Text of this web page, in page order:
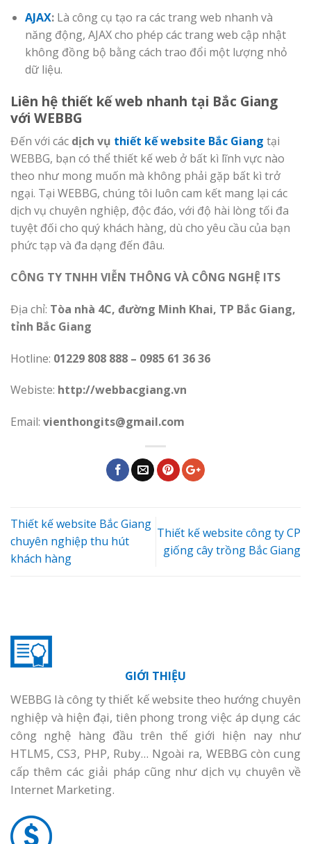
AJAX:Là công cụ tạo ra các trang web nhanh và
năng động, AJAX cho phép các trang web cập nhật
không đồng bộ bằng cách trao đổi một lượng nhỏ
dữ liệu.
Liên hệ thiết kế web nhanh tại Bắc Giang
với WEBBG
Đến với các dịch vụ thiết kế website Bắc Giang tại
WEBBG, bạn có thể thiết kế web ở bất kì lĩnh vực nào
theo như mong muốn mà không phải gặp bất kì trở
ngại. Tại WEBBG, chúng tôi luôn cam kết mang lại các
dịch vụ chuyên nghiệp, độc đáo, với độ hài lòng tối đa
tuyệt đối cho quý khách hàng, dù cho yêu cầu của bạn
phức tạp và đa dạng đến đâu.
CÔNG TY TNHH VIỄN THÔNG VÀ CÔNG NGHỆ ITS
Địa chỉ: Tòa nhà 4C, đường Minh Khai, TP Bắc Giang,
tỉnh Bắc Giang
Hotline: 01229 808 888 – 0985 61 36 36
Webiste: http://webbacgiang.vn
Email: vienthongits@gmail.com
Thiết kế website Bắc Giang
chuyên nghiệp thu hút
khách hàng
Thiết kế website công ty CP
giống cây trồng Bắc Giang
GIỚI THIỆU
WEBBG là công ty thiết kế website theo hướng chuyên
nghiệp và hiện đại, tiên phong trong việc áp dụng các
công nghệ hàng đầu trên thế giới hiện nay như
HTLM5, CS3, PHP, Ruby... Ngoài ra, WEBBG còn cung
cấp thêm các giải pháp cũng như dịch vụ chuyên về
Internet Marketing.